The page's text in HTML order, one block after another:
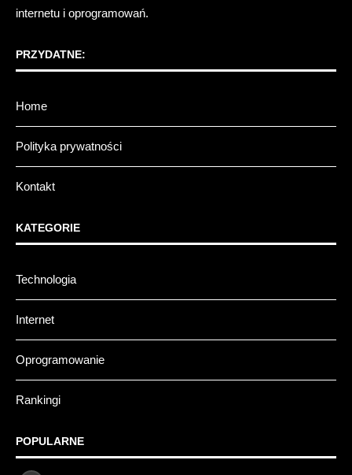
internetu i oprogramowań.
PRZYDATNE:
Home
Polityka prywatności
Kontakt
KATEGORIE
Technologia
Internet
Oprogramowanie
Rankingi
POPULARNE